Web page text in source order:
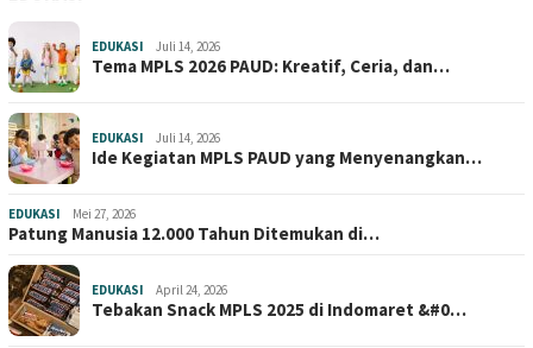
EDUKASI Juli 14, 2026
Tema MPLS 2026 PAUD: Kreatif, Ceria, dan…
EDUKASI Juli 14, 2026
Ide Kegiatan MPLS PAUD yang Menyenangkan…
EDUKASI Mei 27, 2026
Patung Manusia 12.000 Tahun Ditemukan di…
EDUKASI April 24, 2026
Tebakan Snack MPLS 2025 di Indomaret &#0…